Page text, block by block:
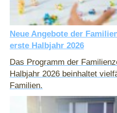
Neue Angebote der
erste Halbjahr 2026
Das Programm der
Halbjahr 2026 beinhaltet
Familien.